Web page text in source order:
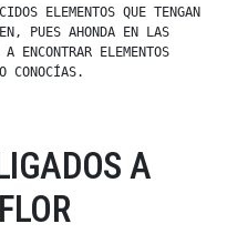
ELEMENTOS QUE TENGAN
PUES AHONDA EN LAS
ENCONTRAR ELEMENTOS
CONOCÍAS.
A